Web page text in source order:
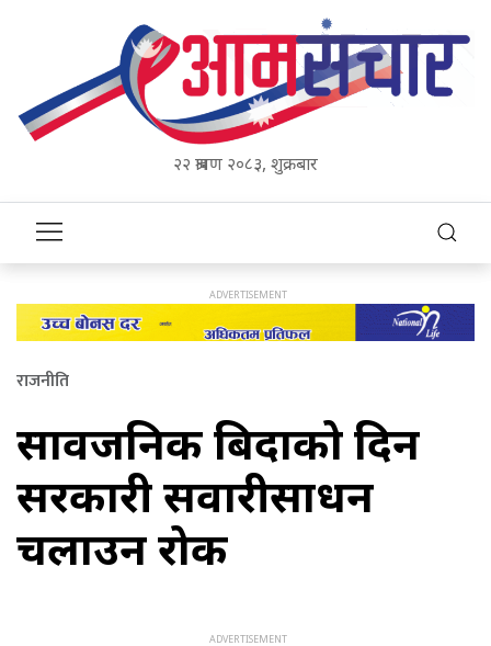
२२ श्रावण २०८३, शुक्रबार
राजनीति
सार्वजनिक बिदाको दिन
सरकारी सवारीसाधन
चलाउन रोक